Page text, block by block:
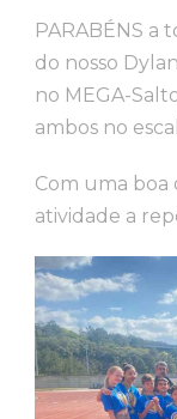
PARABÉNS a
do nosso
no MEGA-
ambos no
Com uma boa
atividade a